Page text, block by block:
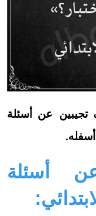
عن أسئلة
أسئلة